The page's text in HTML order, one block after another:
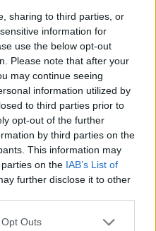
sharing to third parties, or
information for
use the below opt-out
Please note that after your
may continue seeing
information utilized by
to third parties prior to
opt-out of the further
by third parties on the
This information may
on the IAB’s List of
further disclose it to other
uses one or more Google
Outs
után
erőssége
úgy tűnt, hogy
van maradása.
között lehet
az egyik
1942.
Rumkowski
követelését,
és idős embert